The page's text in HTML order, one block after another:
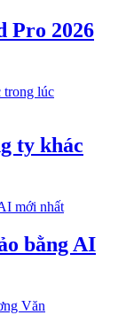
Pro 2026
ty khác
bằng AI